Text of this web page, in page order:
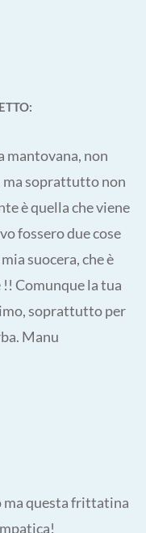
mantovana, non
ma soprattutto non
è quella che viene
fossero due cose
suocera, che è
Comunque la tua
soprattutto per
Manu
ma questa frittatina